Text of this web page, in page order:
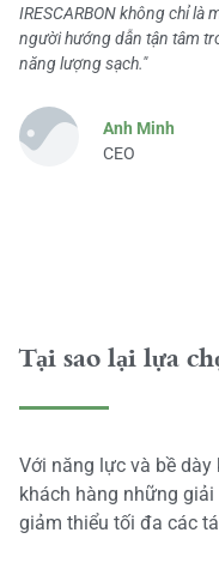
IRESCARBON không chỉ là
người hướng dẫn tận tâm
năng lượng sạch."
Anh Minh
CEO
Tại sao lại lựa
Với năng lực và bề
khách hàng những
giảm thiểu tối đa các